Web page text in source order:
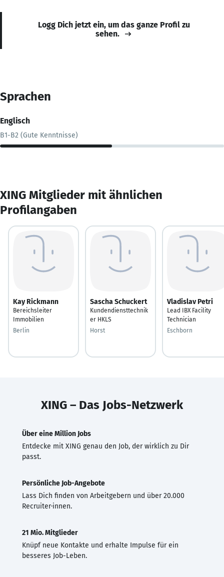
Logg Dich jetzt ein, um das ganze Profil zu
sehen.
Sprachen
Englisch
B1-B2 (Gute Kenntnisse)
XING Mitglieder mit ähnlichen
Profilangaben
Kay Rickmann
Bereichsleiter
Immobilien
Berlin
Sascha Schuckert
Kundendiensttechnik
er HKLS
Horst
Vladislav Petri
Lead IBX Facility
Technician
Eschborn
XING – Das Jobs-Netzwerk
Über eine Million Jobs
Entdecke mit XING genau den Job, der wirklich zu Dir
passt.
Persönliche Job-Angebote
Lass Dich finden von Arbeitgebern und über 20.000
Recruiter·innen.
21 Mio. Mitglieder
Knüpf neue Kontakte und erhalte Impulse für ein
besseres Job-Leben.